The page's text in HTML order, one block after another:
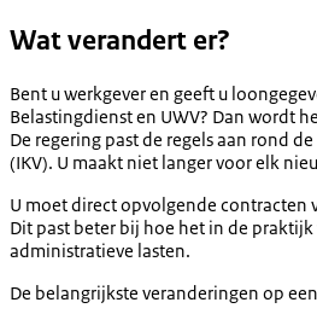
Wat verandert er?
Bent u werkgever en geeft u
Belastingdienst en UWV? Dan wordt
De regering past de regels aan rond
(IKV). U maakt niet langer voor elk
U moet direct opvolgende contracten
Dit past beter bij hoe het in de praktijk
administratieve lasten.
De belangrijkste veranderingen op